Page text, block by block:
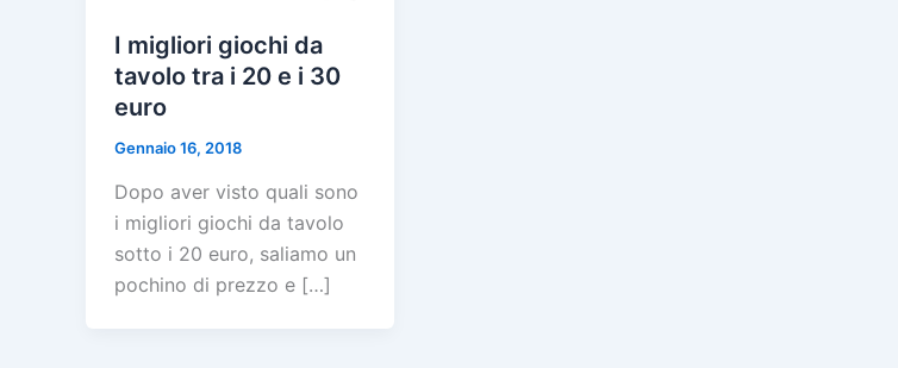
I migliori giochi da
tavolo tra i 20 e i 30
euro
Gennaio 16, 2018
Dopo aver visto quali sono
i migliori giochi da tavolo
sotto i 20 euro, saliamo un
pochino di prezzo e […]